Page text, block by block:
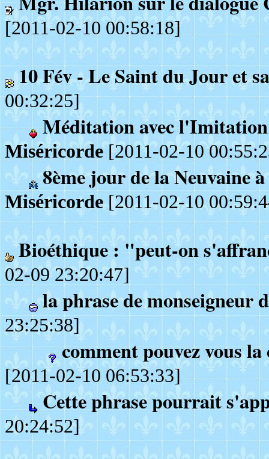
[2011-02-10 00:58:18]
10 Fév - Le Saint du Jour et
00:32:25]
Méditation avec
Miséricorde[2011-02-10
8ème jour de la Neuvaine
Miséricorde[2011-02-10
Bioéthique : "peut-on
02-09 23:20:47]
la phrase de monseigneur
23:25:38]
comment pouvez vous
[2011-02-10 06:53:33]
Cette phrase pourrait
20:24:52]